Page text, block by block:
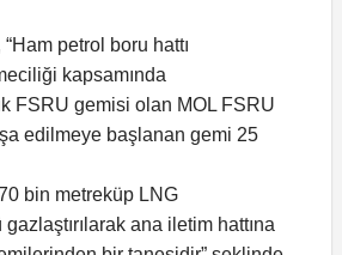
petrol boru hattı
kapsamında
FSRU gemisi olan MOL FSRU
edilmeye başlanan gemi 25
bin metreküp LNG
ana iletim hattına